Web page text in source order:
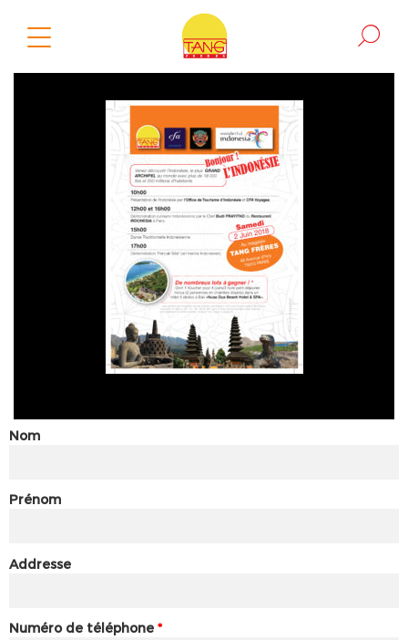
Nom
Prénom
Addresse
Numéro de téléphone *